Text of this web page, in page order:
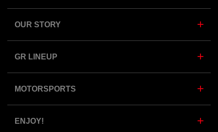
OUR STORY
GR LINEUP
MOTORSPORTS
ENJOY!